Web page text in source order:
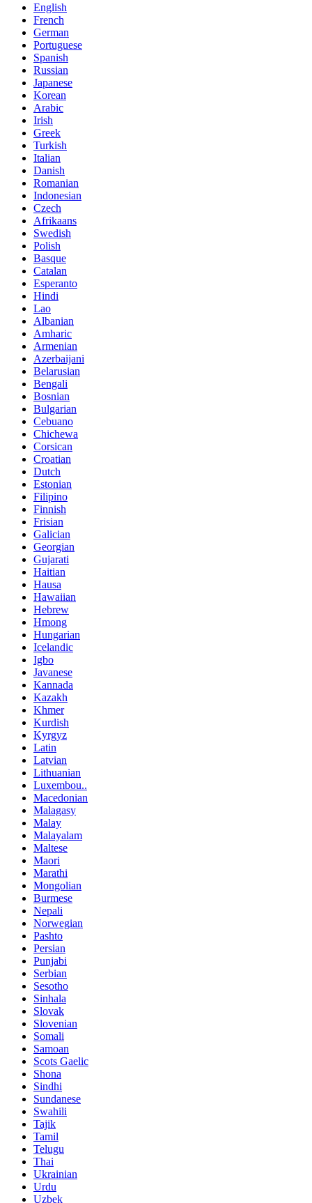
English
French
German
Portuguese
Spanish
Russian
Japanese
Korean
Arabic
Irish
Greek
Turkish
Italian
Danish
Romanian
Indonesian
Czech
Afrikaans
Swedish
Polish
Basque
Catalan
Esperanto
Hindi
Lao
Albanian
Amharic
Armenian
Azerbaijani
Belarusian
Bengali
Bosnian
Bulgarian
Cebuano
Chichewa
Corsican
Croatian
Dutch
Estonian
Filipino
Finnish
Frisian
Galician
Georgian
Gujarati
Haitian
Hausa
Hawaiian
Hebrew
Hmong
Hungarian
Icelandic
Igbo
Javanese
Kannada
Kazakh
Khmer
Kurdish
Kyrgyz
Latin
Latvian
Lithuanian
Luxembou..
Macedonian
Malagasy
Malay
Malayalam
Maltese
Maori
Marathi
Mongolian
Burmese
Nepali
Norwegian
Pashto
Persian
Punjabi
Serbian
Sesotho
Sinhala
Slovak
Slovenian
Somali
Samoan
Scots Gaelic
Shona
Sindhi
Sundanese
Swahili
Tajik
Tamil
Telugu
Thai
Ukrainian
Urdu
Uzbek